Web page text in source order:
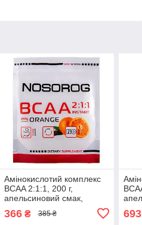
Амінокислотий комплекс
BCAA 2:1:1, 200 г,
апельсиновий смак,
366₴ 385 ₴ 693